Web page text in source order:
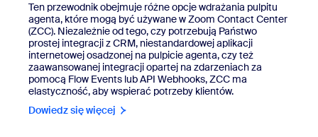
Ten przewodnik obejmuje różne opcje wdrażania pulpitu
agenta, które mogą być używane w Zoom Contact Center
(ZCC). Niezależnie od tego, czy potrzebują Państwo
prostej integracji z CRM, niestandardowej aplikacji
internetowej osadzonej na pulpicie agenta, czy też
zaawansowanej integracji opartej na zdarzeniach za
pomocą Flow Events lub API Webhooks, ZCC ma
elastyczność, aby wspierać potrzeby klientów.
Dowiedz się więcej